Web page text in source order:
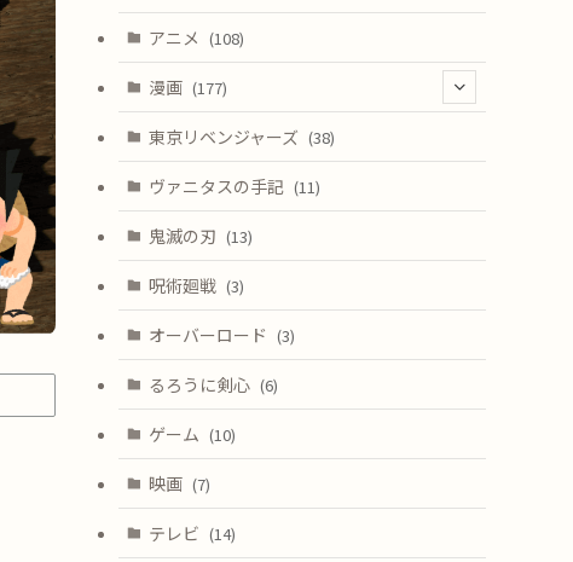
アニメ (108)
漫画 (177)
(4)
東京リベンジャーズ (38)
ヴァニタスの手記 (11)
鬼滅の刃 (13)
呪術廻戦 (3)
オーバーロード (3)
るろうに剣心 (6)
ゲーム (10)
映画 (7)
テレビ (14)